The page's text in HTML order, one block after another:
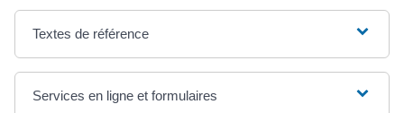
Textes de référence
Services en ligne et formulaires